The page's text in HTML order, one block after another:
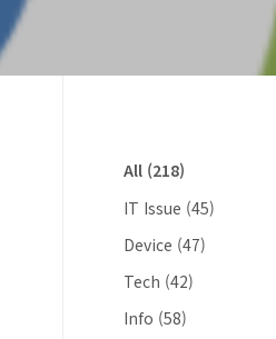
All (218)
IT Issue (45)
Device (47)
Tech (42)
Info (58)